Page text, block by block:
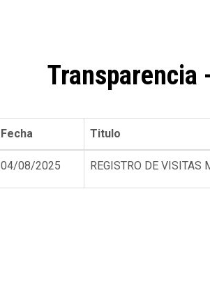
Transparencia
Fecha Titulo
04/08/2025 REGISTRO DE VISITAS